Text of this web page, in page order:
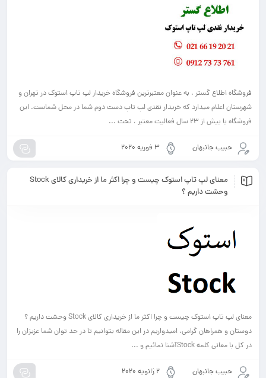
فروشگاه اطلاع گستر ، به عنوان معتبرترین فروشگاه خریدار لپ تاپ استوک در تهران و
شهرستان اعلام میدارد که خریدار نقدی لپ تاپ دست دوم شما در محل شماست. این
فروشگاه با بیش از 23 سال فعالیت معتبر ، تحت ...
حبیب جانبهان 3 فوریه 2020
معنای لپ تاپ استوک چیست و چرا اکثر ما از خریداری کالای Stock
وحشت داریم ؟
معنای لپ تاپ استوک چیست و چرا اکثر ما از خریداری کالای Stock وحشت داریم ؟
دوستان و همراهان گرامی، امیدواریم در این مقاله بتوانیم تا در حد توان شما عزیزان را
در کل با معانی کلمه Stockآشنا نمائیم و ...
حبیب جانبهان 2 ژانویه 2020